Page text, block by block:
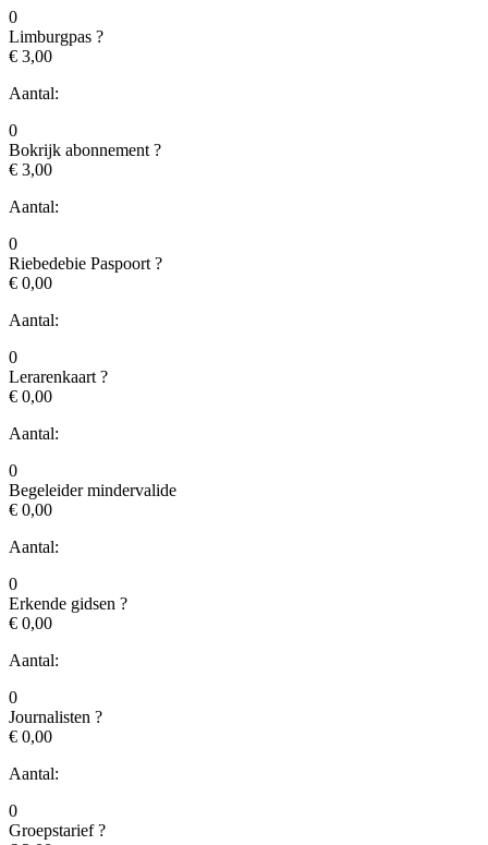
0
Limburgpas ?
€ 3,00
Aantal:
0
Bokrijk abonnement ?
€ 3,00
Aantal:
0
Riebedebie Paspoort ?
€ 0,00
Aantal:
0
Lerarenkaart ?
€ 0,00
Aantal:
0
Begeleider mindervalide
€ 0,00
Aantal:
0
Erkende gidsen ?
€ 0,00
Aantal:
0
Journalisten ?
€ 0,00
Aantal:
0
Groepstarief?